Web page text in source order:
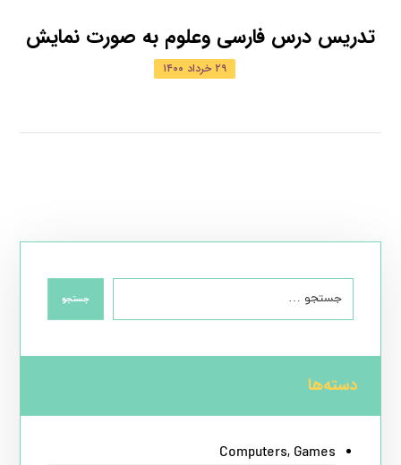
تدریس درس فارسی وعلوم به صورت نمایش
۲۹ خرداد ۱۴۰۰
جستجو
دسته‌ها
Computers, Games